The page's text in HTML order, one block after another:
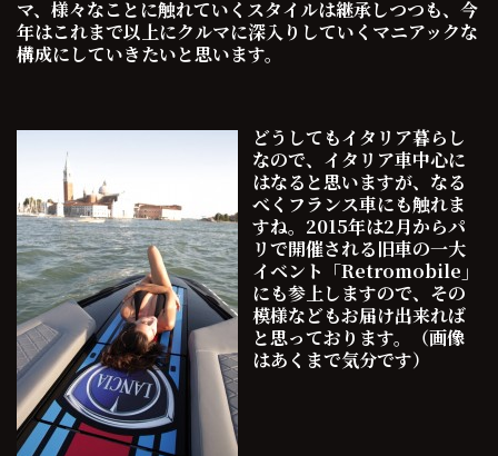
マ、様々なことに触れていくスタイルは継承しつつも、今
年はこれまで以上にクルマに深入りしていくマニアックな
構成にしていきたいと思います。
どうしてもイタリア暮らし
なので、イタリア車中心に
はなると思いますが、なる
べくフランス車にも触れま
すね。2015年は2月からパ
リで開催される旧車の一大
イベント「Retromobile」
にも参上しますので、その
模様などもお届け出来れば
と思っております。（画像
はあくまで気分です）